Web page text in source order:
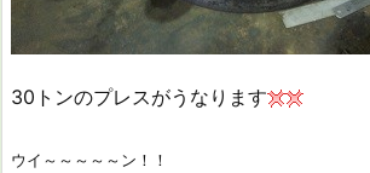
30トンのプレスがうなります
ウイ～～～～～ン！！